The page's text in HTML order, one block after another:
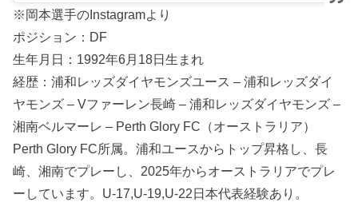
※岡本選手のInstagramより
ポジション：DF
生年月日：1992年6月18日生まれ
経歴：浦和レッズダイヤモンズユース – 浦和レッズダイ
ヤモンズ – Vファーレン長崎 – 浦和レッズダイヤモンズ –
湘南ベルマーレ – Perth Glory FC（オーストラリア）
Perth Glory FC所属。浦和ユースからトップ昇格し、長
崎、湘南でプレーし、2025年からオーストラリアでプレ
ーしています。U-17,U-19,U-22日本代表経験あり。